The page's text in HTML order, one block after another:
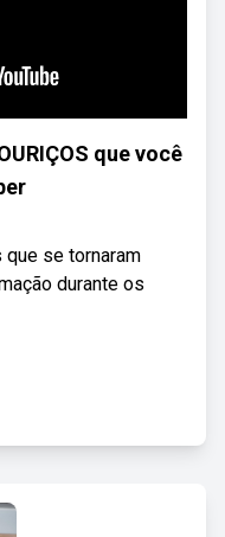
que você
se tornaram
durante os